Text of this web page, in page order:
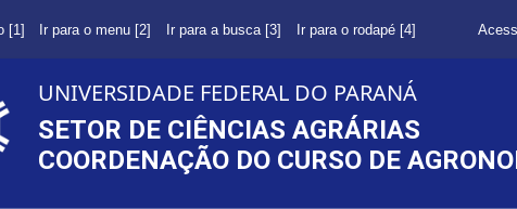
[1] Ir para o menu [2] Ir para a busca [3] Ir para o rodapé [4]
UNIVERSIDADE FEDERAL DO PARANÁ
SETOR DE CIÊNCIAS AGRÁRIAS
COORDENAÇÃO DO CURSO DE